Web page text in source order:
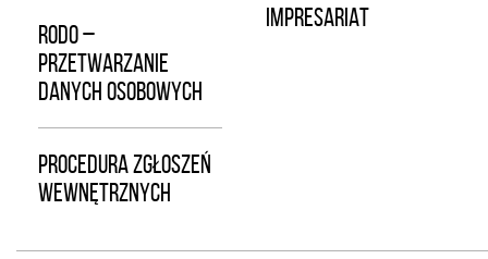
RODO –
PRZETWARZANIE
DANYCH OSOBOWYCH
PROCEDURA ZGŁOSZEŃ
WEWNĘTRZNYCH
IMPRESARIAT